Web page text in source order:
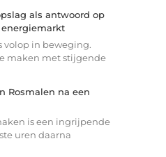
als antwoord op
volop in beweging.
maken met stijgende
Rosmalen na een
is een ingrijpende
uren daarna